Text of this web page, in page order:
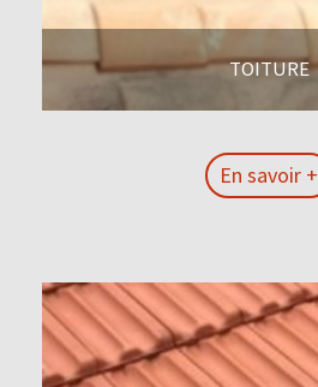
TOITURE
En savoir +